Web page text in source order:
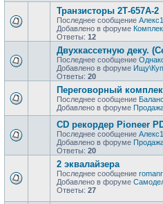
Транзисторы 2Т-657А-2
Последнее сообщение
Добавлено в форуме
Ответы: 12
Двухкассетную деку.
Последнее сообщение
Добавлено в форуме
Ответы: 20
Переговорный
Последнее сообщение
Добавлено в форуме
CD рекордер Pioneer
Последнее сообщение
Добавлено в форуме
Ответы: 20
2 эквалайзера
Последнее сообщение
Добавлено в форуме
Ответы: 27